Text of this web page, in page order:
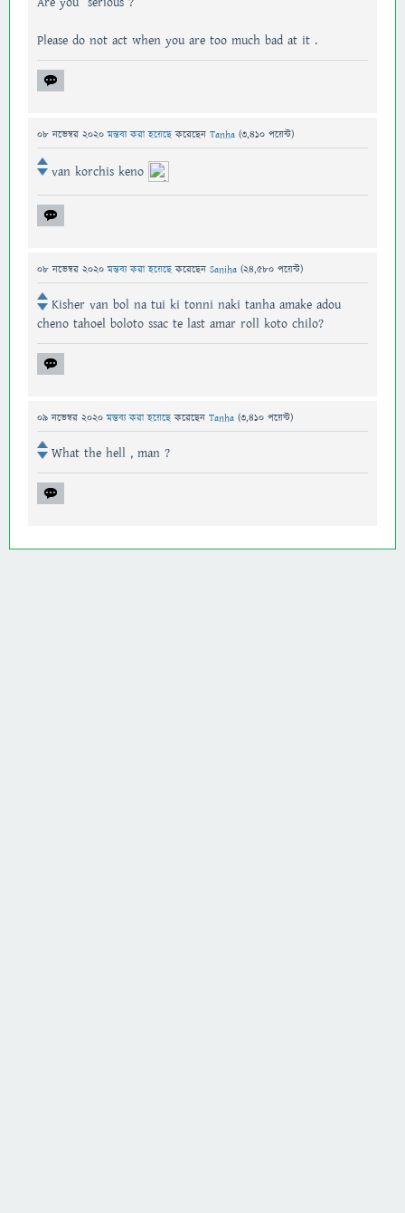
Please do not act when you are too much bad at it .
08 নভেম্বর 2020 মন্তব্য করা হয়েছেকরেছেন Tanha (3,410 পয়েন্ট)
van korchis keno
08 নভেম্বর 2020 মন্তব্য করা হয়েছেকরেছেন Saniha (24,580 পয়েন্ট)
Kisher van bol na tui ki tonni naki tanha amake adou
cheno tahoel boloto ssac te last amar roll koto chilo?
09 নভেম্বর 2020 মন্তব্য করা হয়েছেকরেছেন Tanha (3,410 পয়েন্ট)
What the hell , man ?